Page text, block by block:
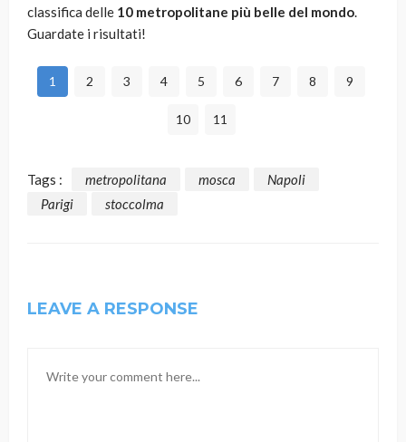
classifica delle 10 metropolitane più belle del mondo.
Guardate i risultati!
1 2 3 4 5 6 7 8 9
10 11
Tags : metropolitana mosca
Napoli
Parigi
stoccolma
LEAVE A RESPONSE